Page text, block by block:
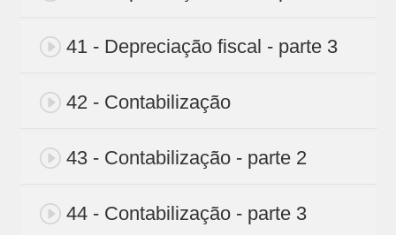
41 - Depreciação fiscal - parte 3
42 - Contabilização
43 - Contabilização - parte 2
44 - Contabilização - parte 3